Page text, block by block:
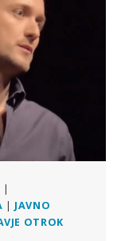
|
| JAVNO
OTROK